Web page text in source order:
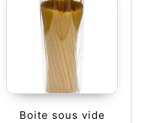
Boite sous vide